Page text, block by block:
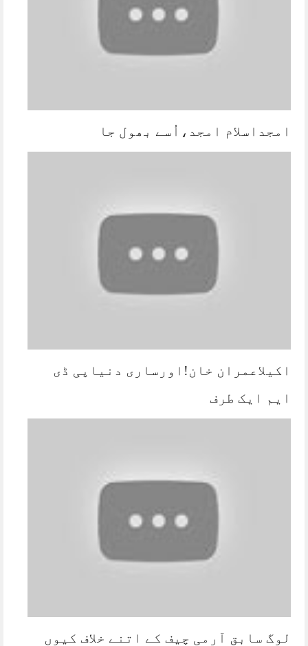
امجداسلام امجد،اُسے بھول جا
اکیلاعمران خان!اورساری دنیاپی ڈی
ایم ایک طرف
لوگ سابق آرمی چیف کے اتنے خلاف کیوں